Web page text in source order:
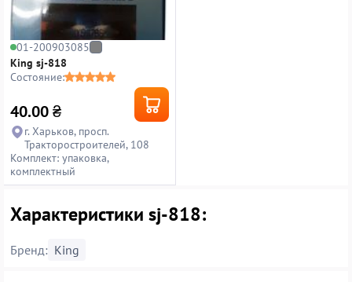
01-200903085
King sj-818
Состояние:
40.00₴
г. Харьков, просп.
Тракторостроителей, 108
Комплект: упаковка,
комплектный
Характеристики sj-818:
Бренд: King